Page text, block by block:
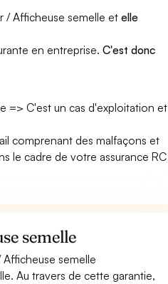
/ Afficheuse semelle etelle
en entreprise.C'est donc
=> C'est un cas d'exploitation et
comprenant des malfaçons et
le cadre de votre assurance RC
semelle
semelle
Au travers de cette garantie,